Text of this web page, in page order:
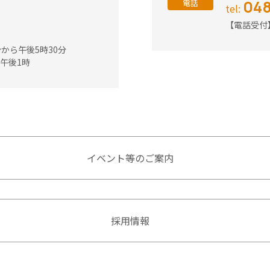
ら午後5時30分
1時
電話 tel:
【電話受
イベント等のご案内
採用情報